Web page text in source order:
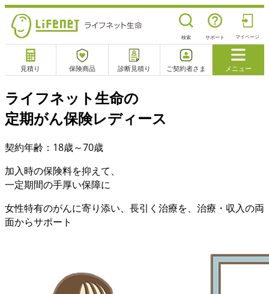
検索 サポート マイページ
見積り 保険商品 診断見積り ご契約者さま メニュー
サポート
チャットサポート 電話で相談
ライフネット生命の
定期がん保険レディース
契約年齢：18歳～70歳
加入時の保険料を抑えて、
一定期間の手厚い保障に
女性特有のがんに寄り添い、長引く治療を、治療・収入の両
面からサポート